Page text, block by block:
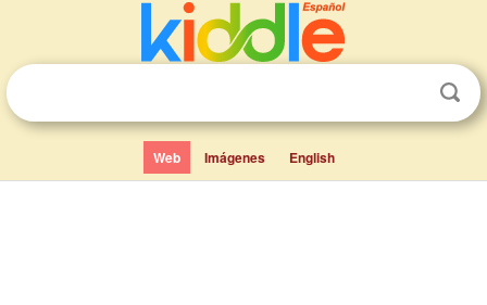
Web Imágenes English